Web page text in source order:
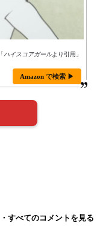
「ハイスコアガールより引用」
Amazon で検索 ▶
すべてのコメントを見る